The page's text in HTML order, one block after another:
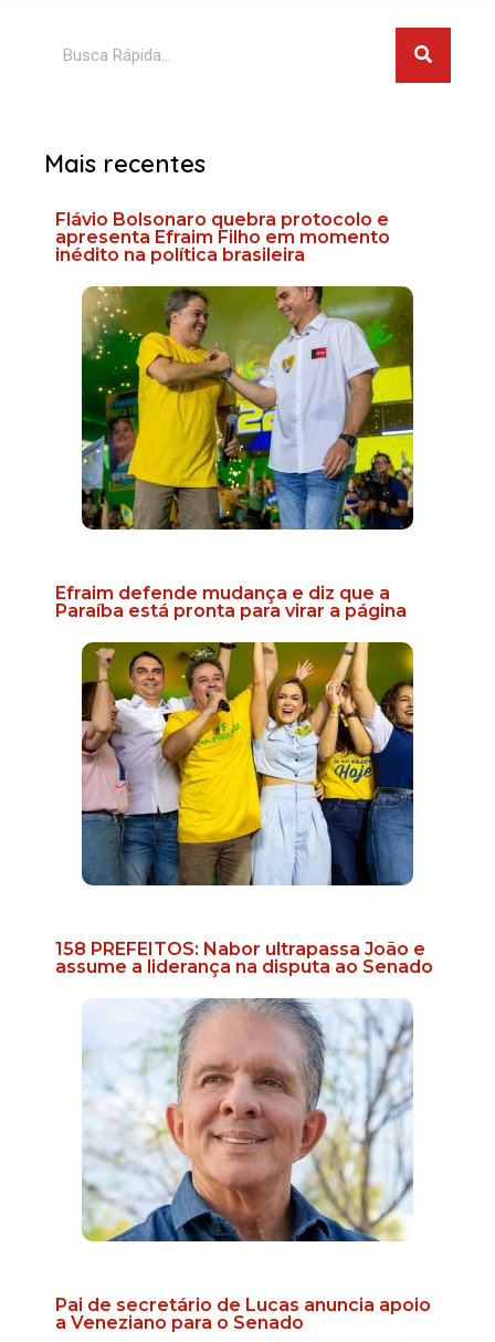
Mais recentes
Flávio Bolsonaro quebra protocolo e
apresenta Efraim Filho em momento
inédito na política brasileira
Efraim defende mudança e diz que a
Paraíba está pronta para virar a página
158 PREFEITOS: Nabor ultrapassa João e
assume a liderança na disputa ao Senado
Pai de secretário de Lucas anuncia apoio
a Veneziano para o Senado